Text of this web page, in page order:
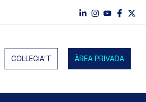
COL·LEGIA'T ÀREA PRIVADA